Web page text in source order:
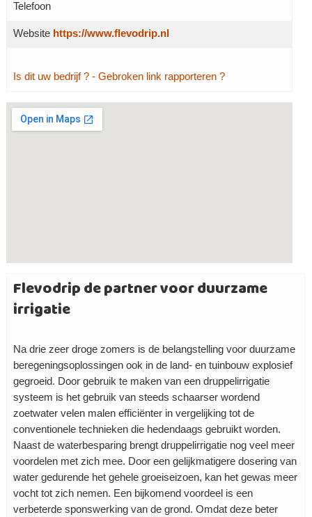
Telefoon
Website https://www.flevodrip.nl
Is dit uw bedrijf ? - Gebroken link rapporteren ?
Grotere kaart weergeven
Flevodrip de partner voor duurzame
irrigatie
Na drie zeer droge zomers is de belangstelling voor duurzame
beregeningsoplossingen ook in de land- en tuinbouw explosief
gegroeid. Door gebruik te maken van een druppelirrigatie
systeem is het gebruik van steeds schaarser wordend
zoetwater velen malen efficiënter in vergelijking tot de
conventionele technieken die hedendaags gebruikt worden.
Naast de waterbesparing brengt druppelirrigatie nog veel meer
voordelen met zich mee. Door een gelijkmatigere dosering van
water gedurende het gehele groeiseizoen, kan het gewas meer
vocht tot zich nemen. Een bijkomend voordeel is een
verbeterde sponswerking van de grond. Omdat deze beter